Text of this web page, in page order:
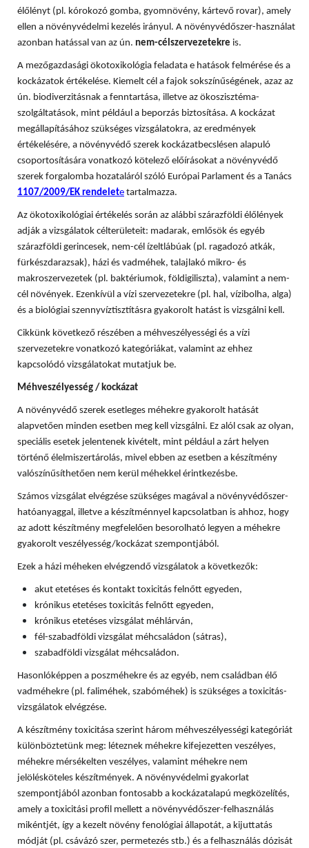
élőlényt (pl. kórokozó gomba, gyomnövény, kártevő rovar), amely
ellen a növényvédelmi kezelés irányul. A növényvédőszer-használat
azonban hatással van az ún. nem-célszervezetekre is.
A mezőgazdasági ökotoxikológia feladata e hatások felmérése és a
kockázatok értékelése. Kiemelt cél a fajok sokszínűségének, azaz az
ún. biodiverzitásnak a fenntartása, illetve az ökoszisztéma-
szolgáltatások, mint például a beporzás biztosítása. A kockázat
megállapításához szükséges vizsgálatokra, az eredmények
értékelésére, a növényvédő szerek kockázatbecslésen alapuló
csoportosítására vonatkozó kötelező előírásokat a növényvédő
szerek forgalomba hozataláról szóló Európai Parlament és a Tanács
1107/2009/EK rendelete tartalmazza.
Az ökotoxikológiai értékelés során az alábbi szárazföldi élőlények
adják a vizsgálatok célterületeit: madarak, emlősök és egyéb
szárazföldi gerincesek, nem-cél ízeltlábúak (pl. ragadozó atkák,
fürkészdarazsak), házi és vadméhek, talajlakó mikro- és
makroszervezetek (pl. baktériumok, földigiliszta), valamint a nem-
cél növények. Ezenkívül a vízi szervezetekre (pl. hal, vízibolha, alga)
és a biológiai szennyvíztisztításra gyakorolt hatást is vizsgálni kell.
Cikkünk következő részében a méhveszélyességi és a vízi
szervezetekre vonatkozó kategóriákat, valamint az ehhez
kapcsolódó vizsgálatokat mutatjuk be.
Méhveszélyesség / kockázat
A növényvédő szerek esetleges méhekre gyakorolt hatását
alapvetően minden esetben meg kell vizsgálni. Ez alól csak az olyan,
speciális esetek jelentenek kivételt, mint például a zárt helyen
történő élelmiszertárolás, mivel ebben az esetben a készítmény
valószínűsíthetően nem kerül méhekkel érintkezésbe.
Számos vizsgálat elvégzése szükséges magával a növényvédőszer-
hatóanyaggal, illetve a készítménnyel kapcsolatban is ahhoz, hogy
az adott készítmény megfelelően besorolható legyen a méhekre
gyakorolt veszélyesség/kockázat szempontjából.
Ezek a házi méheken elvégzendő vizsgálatok a következők:
akut etetéses és kontakt toxicitás felnőtt egyeden,
krónikus etetéses toxicitás felnőtt egyeden,
krónikus etetéses vizsgálat méhlárván,
fél-szabadföldi vizsgálat méhcsaládon (sátras),
szabadföldi vizsgálat méhcsaládon.
Hasonlóképpen a poszméhekre és az egyéb, nem családban élő
vadméhekre (pl. faliméhek, szabóméhek) is szükséges a toxicitás-
vizsgálatok elvégzése.
A készítmény toxicitása szerint három méhveszélyességi kategóriát
különböztetünk meg: léteznek méhekre kifejezetten veszélyes,
méhekre mérsékelten veszélyes, valamint méhekre nem
jelölésköteles készítmények. A növényvédelmi gyakorlat
szempontjából azonban fontosabb a kockázatalapú megközelítés,
amely a toxicitási profil mellett a növényvédőszer-felhasználás
mikéntjét, így a kezelt növény fenológiai állapotát, a kijuttatás
módját (pl. csávázó szer, permetezés stb.) és a felhasználás dózisát